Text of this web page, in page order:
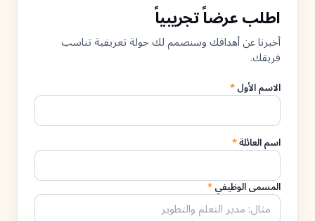
اطلب عرضاً تجريبياً
أخبرنا عن أهدافك وسنصمم لك جولة تعريفية تناسب
فريقك.
الاسم الأول*
اسم العائلة*
المسمى الوظيفي*